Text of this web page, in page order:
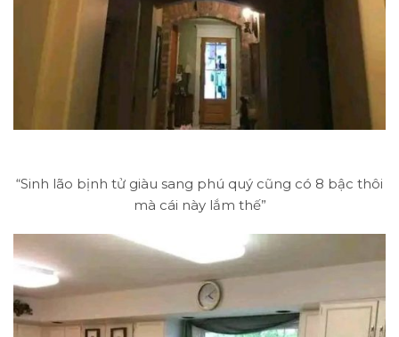
“Sinh lão bịnh tử giàu sang phú quý cũng có 8 bậc thôi
mà cái này lắm thế”